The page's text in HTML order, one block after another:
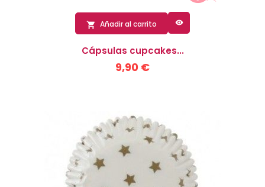
 Añadir al carrito 
Cápsulas cupcakes...
9,90 €